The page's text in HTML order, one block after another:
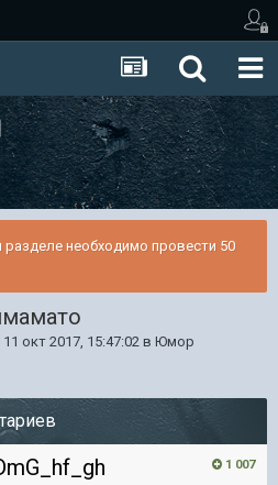
разделе необходимо провести 50
11 окт 2017, 15:47:02 в Юмор
1 007